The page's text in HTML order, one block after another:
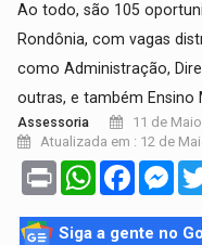
Ao todo, são 105
Rondônia, com vagas
como Administração,
outras, e também Ensino
Assessoria
11 de
Atualizada em : 12 de
Print WhatsApp
Siga a gente no